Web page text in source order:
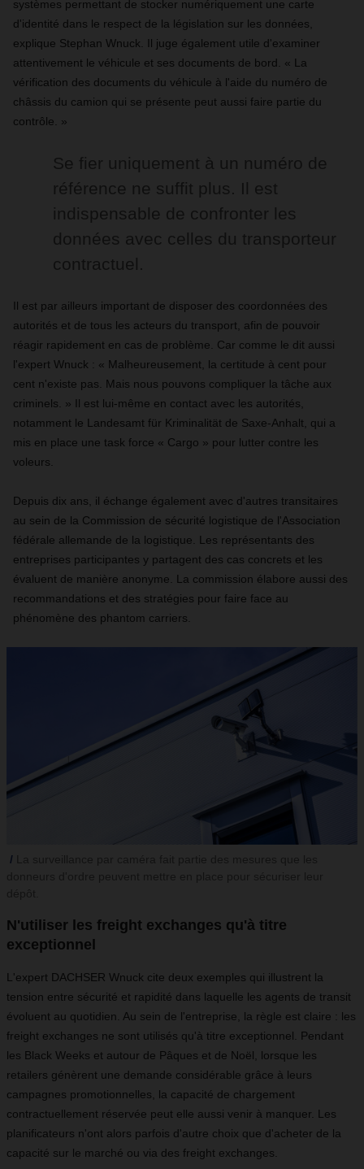
systèmes permettant de stocker numériquement une carte
d'identité dans le respect de la législation sur les données,
explique Stephan Wnuck. Il juge également utile d'examiner
attentivement le véhicule et ses documents de bord. « La
vérification des documents du véhicule à l'aide du numéro de
châssis du camion qui se présente peut aussi faire partie du
contrôle. »
Se fier uniquement à un numéro de
référence ne suffit plus. Il est
indispensable de confronter les
données avec celles du transporteur
contractuel.
Il est par ailleurs important de disposer des coordonnées des
autorités et de tous les acteurs du transport, afin de pouvoir
réagir rapidement en cas de problème. Car comme le dit aussi
l'expert Wnuck : « Malheureusement, la certitude à cent pour
cent n'existe pas. Mais nous pouvons compliquer la tâche aux
criminels. » Il est lui-même en contact avec les autorités,
notamment le Landesamt für Kriminalität de Saxe-Anhalt, qui a
mis en place une task force « Cargo » pour lutter contre les
voleurs.
Depuis dix ans, il échange également avec d'autres transitaires
au sein de la Commission de sécurité logistique de l'Association
fédérale allemande de la logistique. Les représentants des
entreprises participantes y partagent des cas concrets et les
évaluent de manière anonyme. La commission élabore aussi des
recommandations et des stratégies pour faire face au
phénomène des phantom carriers.
N'utiliser les freight exchanges qu'à titre
exceptionnel
L'expert DACHSER Wnuck cite deux exemples qui illustrent la
tension entre sécurité et rapidité dans laquelle les agents de transit
évoluent au quotidien. Au sein de l'entreprise, la règle est claire : les
freight exchanges ne sont utilisés qu'à titre exceptionnel. Pendant
les Black Weeks et autour de Pâques et de Noël, lorsque les
retailers génèrent une demande considérable grâce à leurs
campagnes promotionnelles, la capacité de chargement
contractuellement réservée peut elle aussi venir à manquer. Les
planificateurs n'ont alors parfois d'autre choix que d'acheter de la
capacité sur le marché ou via des freight exchanges.